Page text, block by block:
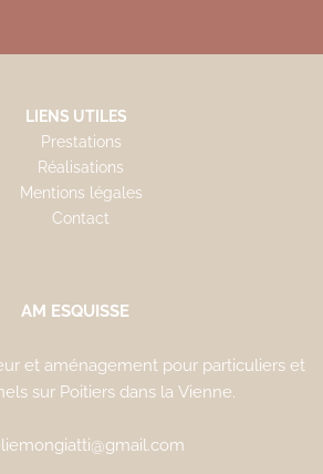
LIENS UTILES
Prestations
Réalisations
Mentions légales
Contact
AM ESQUISSE
et aménagement pour particuliers et
sur Poitiers dans la Vienne.